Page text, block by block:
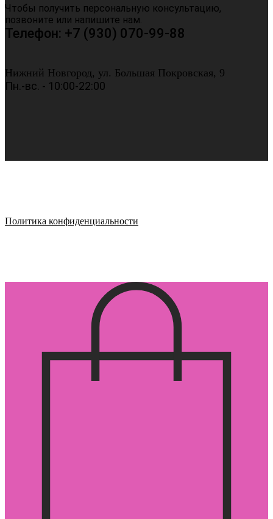
Чтобы получить персональную консультацию,
позвоните или напишите нам.
Телефон: +7 (930) 070-99-88
Нижний Новгород, ул. Большая Покровская, 9
Пн.-вс. - 10:00-22:00
Политика конфиденциальности